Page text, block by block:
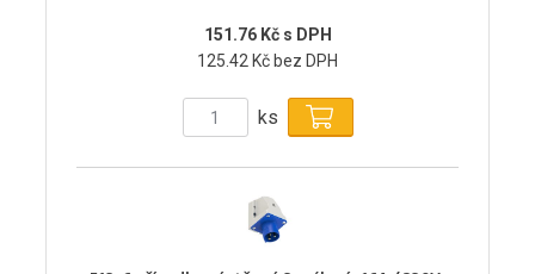
151.76 Kč s DPH
125.42 Kč bez DPH
ks